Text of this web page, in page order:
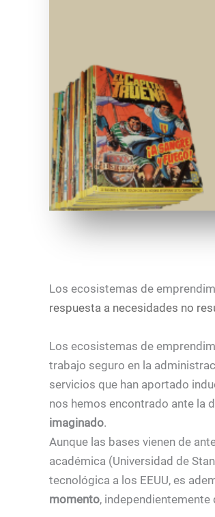
Los ecosistemas de
respuesta a necesidades no
Los ecosistemas de
trabajo seguro en la
servicios que han aportado
nos hemos encontrado ante la
imaginado.
Aunque las bases vienen de
académica (Universidad de
tecnológica a los EEUU, es
momento, independientemente